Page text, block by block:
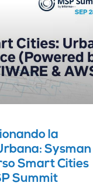
la
Sysman
Smart Cities
Summit